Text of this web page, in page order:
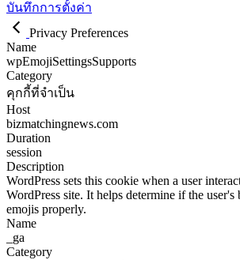
บันทึกการตั้งค่า
Privacy Preferences
Name
wpEmojiSettingsSupports
Category
คุกกี้ที่จำเป็น
Host
bizmatchingnews.com
Duration
session
Description
WordPress sets this cookie when a user
WordPress site. It helps determine if the
emojis properly.
Name
_ga
Category